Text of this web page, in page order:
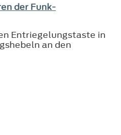
der Funk-
Entriegelungstaste in
an den